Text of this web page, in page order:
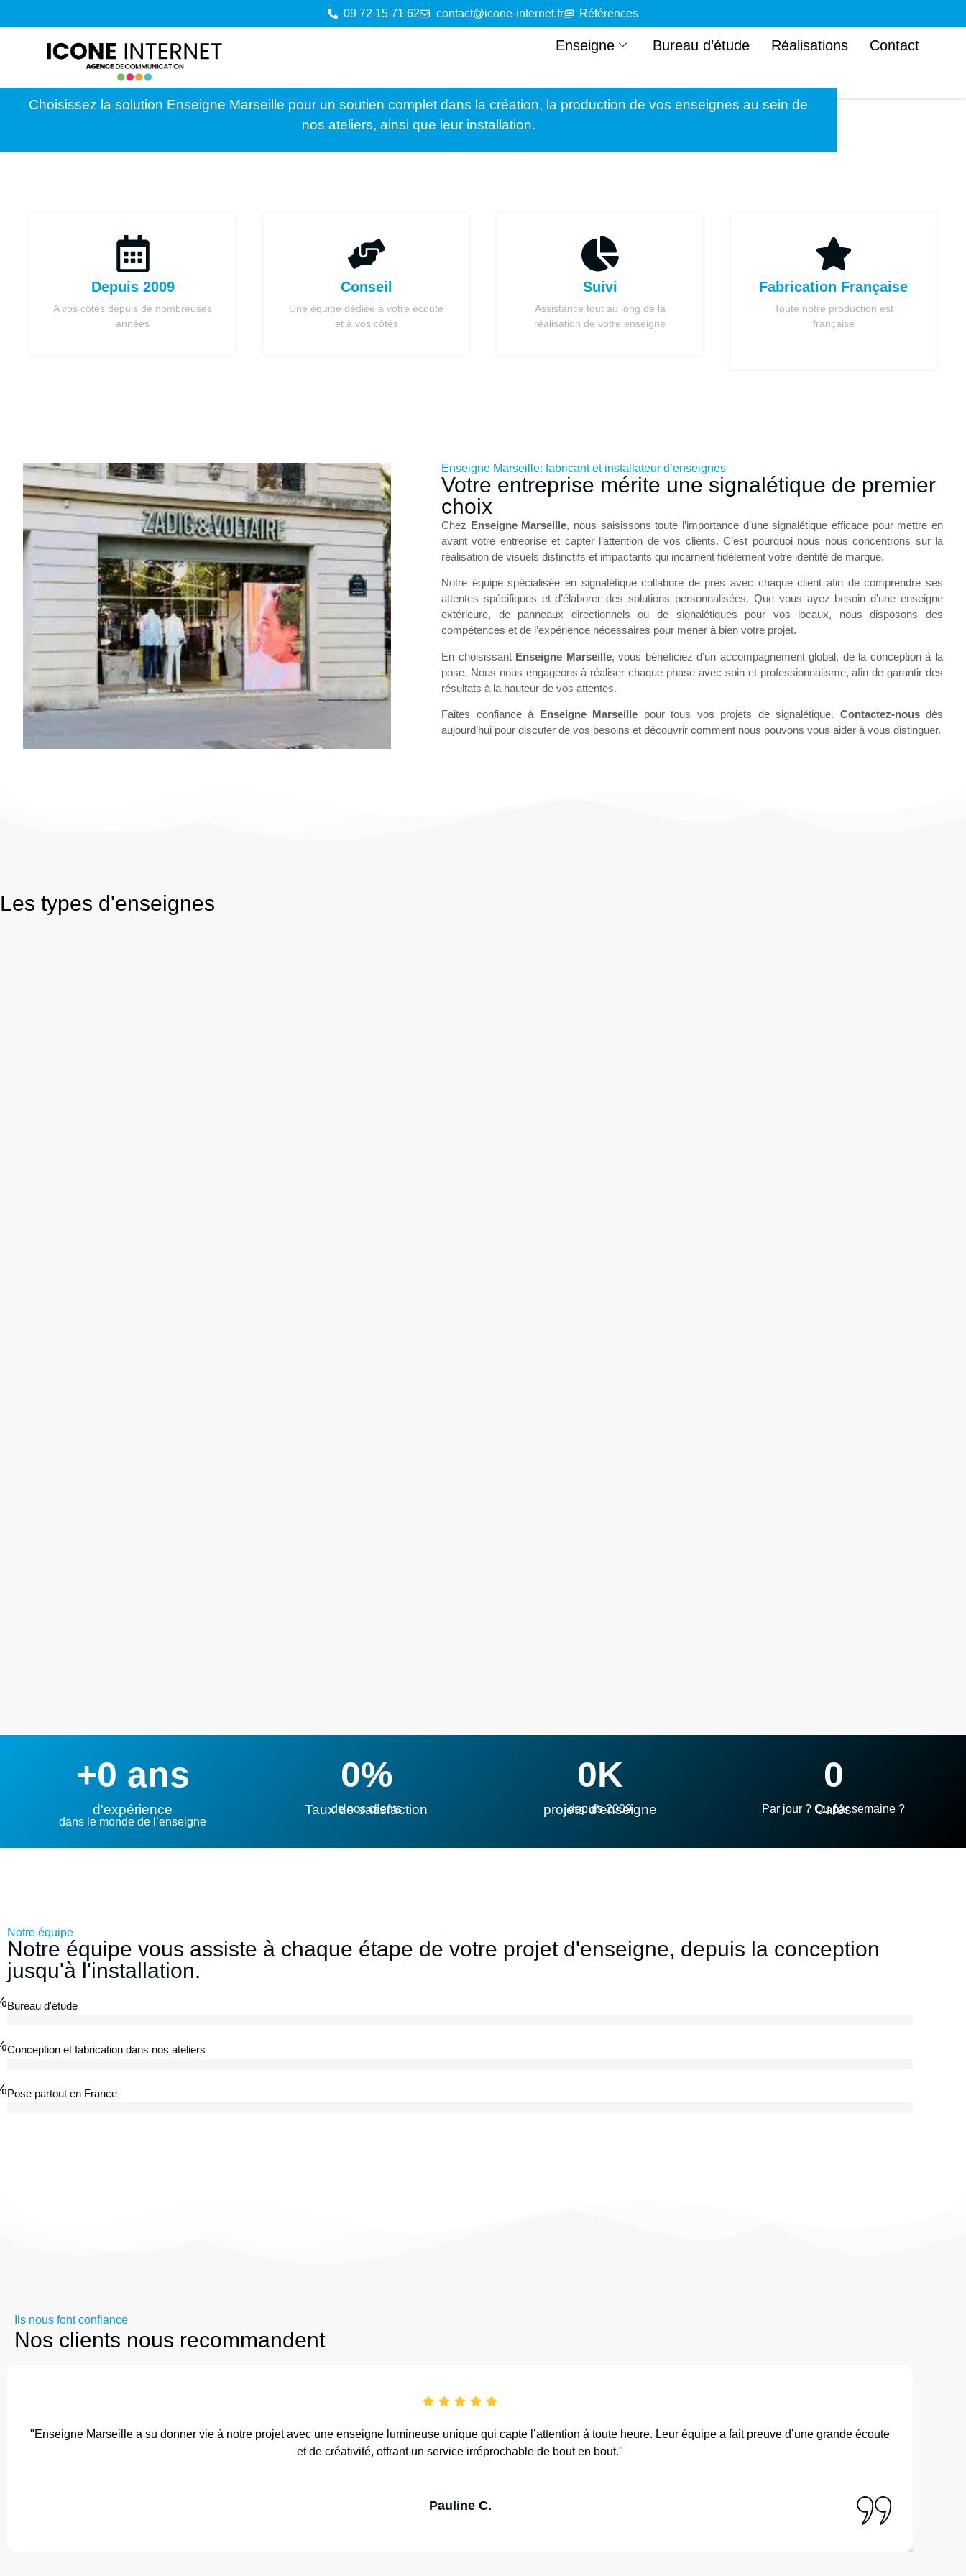
09 72 15 71 62 contact@icone-internet.fr Références
Enseigne Bureau d’étude Réalisations Contact
Choisissez la solution Enseigne Marseille pour un soutien complet dans la création, la production de vos enseignes au sein de
nos ateliers, ainsi que leur installation.
Depuis 2009
A vos côtés depuis de nombreuses
années
Conseil
Une équipe dédiée à votre écoute
et à vos côtés
Suivi
Assistance tout au long de la
réalisation de votre enseigne
Fabrication Française
Toute notre production est
française
Enseigne Marseille: fabricant et installateur d’enseignes
Votre entreprise mérite une signalétique de premier
choix
Chez Enseigne Marseille, nous saisissons toute l’importance d’une signalétique efficace pour mettre en
avant votre entreprise et capter l’attention de vos clients. C’est pourquoi nous nous concentrons sur la
réalisation de visuels distinctifs et impactants qui incarnent fidèlement votre identité de marque.
Notre équipe spécialisée en signalétique collabore de près avec chaque client afin de comprendre ses
attentes spécifiques et d’élaborer des solutions personnalisées. Que vous ayez besoin d’une enseigne
extérieure, de panneaux directionnels ou de signalétiques pour vos locaux, nous disposons des
compétences et de l’expérience nécessaires pour mener à bien votre projet.
En choisissant Enseigne Marseille, vous bénéficiez d’un accompagnement global, de la conception à la
pose. Nous nous engageons à réaliser chaque phase avec soin et professionnalisme, afin de garantir des
résultats à la hauteur de vos attentes.
Faites confiance à Enseigne Marseille pour tous vos projets de signalétique. Contactez-nousdès
aujourd’hui pour discuter de vos besoins et découvrir comment nous pouvons vous aider à vous distinguer.
Les types d'enseignes
d'expérience
+0 ans
dans le monde de l’enseigne
Taux de satisfaction
0%
de nos clients projets d'enseigne
0K
depuis 2009 Cafés
0
Par jour ? Ou par semaine ?
Notre équipe
Notre équipe vous assiste à chaque étape de votre projet d'enseigne, depuis la conception
jusqu'à l'installation.
Bureau d'étude
Conception et fabrication dans nos ateliers
Pose partout en France
Ils nous font confiance
Nos clients nous recommandent
"Enseigne Marseille a su donner vie à notre projet avec une enseigne lumineuse unique qui capte l’attention à toute heure. Leur équipe a fait preuve d’une grande écoute
et de créativité, offrant un service irréprochable de bout en bout."
Pauline C.